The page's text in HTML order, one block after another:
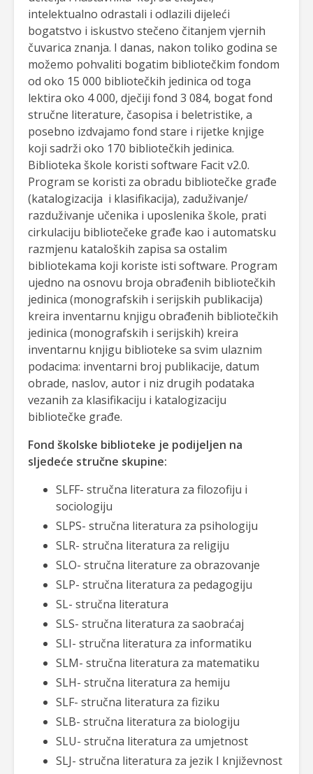
intelektualno odrastali i odlazili dijeleći
bogatstvo i iskustvo stečeno čitanjem vjernih
čuvarica znanja. I danas, nakon toliko godina se
možemo pohvaliti bogatim bibliotečkim fondom
od oko 15 000 bibliotečkih jedinica od toga
lektira oko 4 000, dječiji fond 3 084, bogat fond
stručne literature, časopisa i beletristike, a
posebno izdvajamo fond stare i rijetke knjige
koji sadrži oko 170 bibliotečkih jedinica.
Biblioteka škole koristi software Facit v2.0.
Program se koristi za obradu bibliotečke građe
(katalogizacija i klasifikacija), zaduživanje/
razduživanje učenika i uposlenika škole, prati
cirkulaciju bibliotečeke građe kao i automatsku
razmjenu kataloških zapisa sa ostalim
bibliotekama koji koriste isti software. Program
ujedno na osnovu broja obrađenih bibliotečkih
jedinica (monografskih i serijskih publikacija)
kreira inventarnu knjigu obrađenih bibliotečkih
jedinica (monografskih i serijskih) kreira
inventarnu knjigu biblioteke sa svim ulaznim
podacima: inventarni broj publikacije, datum
obrade, naslov, autor i niz drugih podataka
vezanih za klasifikaciju i katalogizaciju
bibliotečke građe.
Fond školske biblioteke je podijeljen na
sljedeće stručne skupine:
SLFF- stručna literatura za filozofiju i
sociologiju
SLPS- stručna literatura za psihologiju
SLR- stručna literatura za religiju
SLO- stručna literature za obrazovanje
SLP- stručna literatura za pedagogiju
SL- stručna literatura
SLS- stručna literatura za saobraćaj
SLI- stručna literatura za informatiku
SLM- stručna literatura za matematiku
SLH- stručna literatura za hemiju
SLF- stručna literatura za fiziku
SLB- stručna literatura za biologiju
SLU- stručna literatura za umjetnost
SLJ- stručna literatura za jezik I književnost